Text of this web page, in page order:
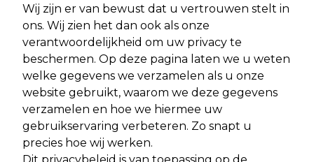
Wij zijn er van bewust dat u vertrouwen stelt in
ons. Wij zien het dan ook als onze
verantwoordelijkheid om uw privacy te
beschermen. Op deze pagina laten we u weten
welke gegevens we verzamelen als u onze
website gebruikt, waarom we deze gegevens
verzamelen en hoe we hiermee uw
gebruikservaring verbeteren. Zo snapt u
precies hoe wij werken.